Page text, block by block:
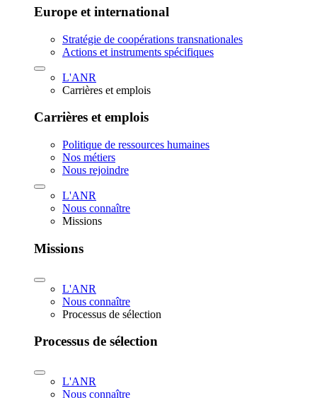
Europe et international
Stratégie de coopérations transnationales
Actions et instruments spécifiques
L'ANR
Carrières et emplois
Carrières et emplois
Politique de ressources humaines
Nos métiers
Nous rejoindre
L'ANR
Nous connaître
Missions
Missions
L'ANR
Nous connaître
Processus de sélection
Processus de sélection
L'ANR
Nous connaître